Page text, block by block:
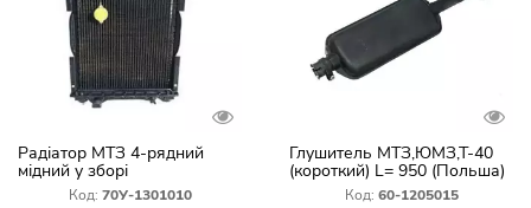
Радіатор МТЗ 4-рядний
мідний у зборі
Код: 70У-1301010
Глушитель МТЗ,ЮМЗ,Т-40
(короткий) L= 950 (Польша)
Код: 60-1205015